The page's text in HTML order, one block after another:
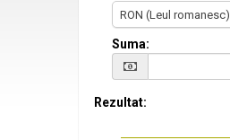
RON (Leul romanesc)
Suma:
Rezultat: